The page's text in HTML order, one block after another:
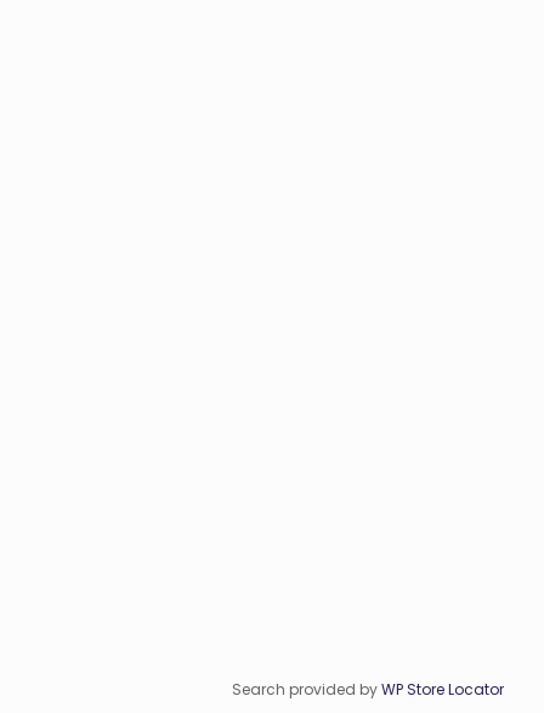
Search provided byWP Store Locator